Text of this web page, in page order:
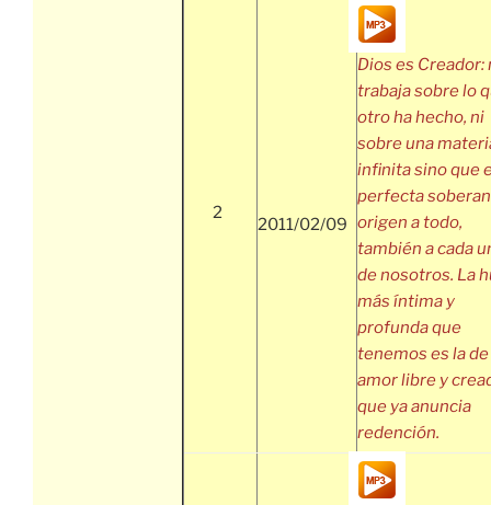
2
2011/02/09
Dios es Creador:
trabaja sobre lo
otro ha hecho, ni
sobre una
infinita sino que
perfecta
origen a todo,
también a cada
de nosotros. La
más íntima y
profunda que
tenemos es la
amor libre y
que ya anuncia
redención.